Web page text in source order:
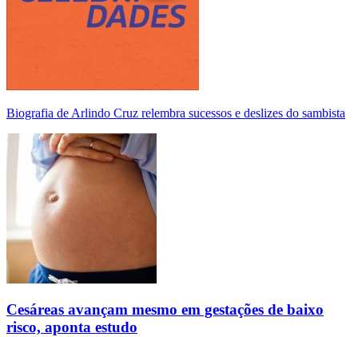
Biografia de Arlindo Cruz relembra sucessos e deslizes do sambista
Cesáreas avançam mesmo em gestações de baixo
risco, aponta estudo